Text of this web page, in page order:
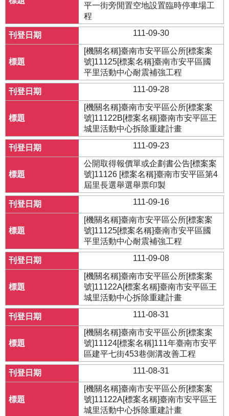
平一街旁閒置空地設置臨時停車場工
程
111-09-30
[機關名稱]臺南市安平區公所[標案案
號]11125[標案名稱]臺南市安平區國
平里活動中心耐震補強工程
111-09-28
[機關名稱]臺南市安平區公所[標案案
號]11122B[標案名稱]臺南市安平區王
城里活動中心拆除重建計畫
111-09-23
公開取得報價單或企劃書公告[標案案
號]11126 [標案名稱]臺南市安平區第4
屆里長選舉選舉票印製
111-09-16
[機關名稱]臺南市安平區公所[標案案
號]11125[標案名稱]臺南市安平區國
平里活動中心耐震補強工程
111-09-08
[機關名稱]臺南市安平區公所[標案案
號]11122A[標案名稱]臺南市安平區王
城里活動中心拆除重建計畫
111-08-31
[機關名稱]臺南市安平區公所[標案案
號]11124[標案名稱]111年臺南市安平
區建平七街453巷側溝改善工程
111-08-31
[機關名稱]臺南市安平區公所[標案案
號]11122A[標案名稱]臺南市安平區王
城里活動中心拆除重建計畫